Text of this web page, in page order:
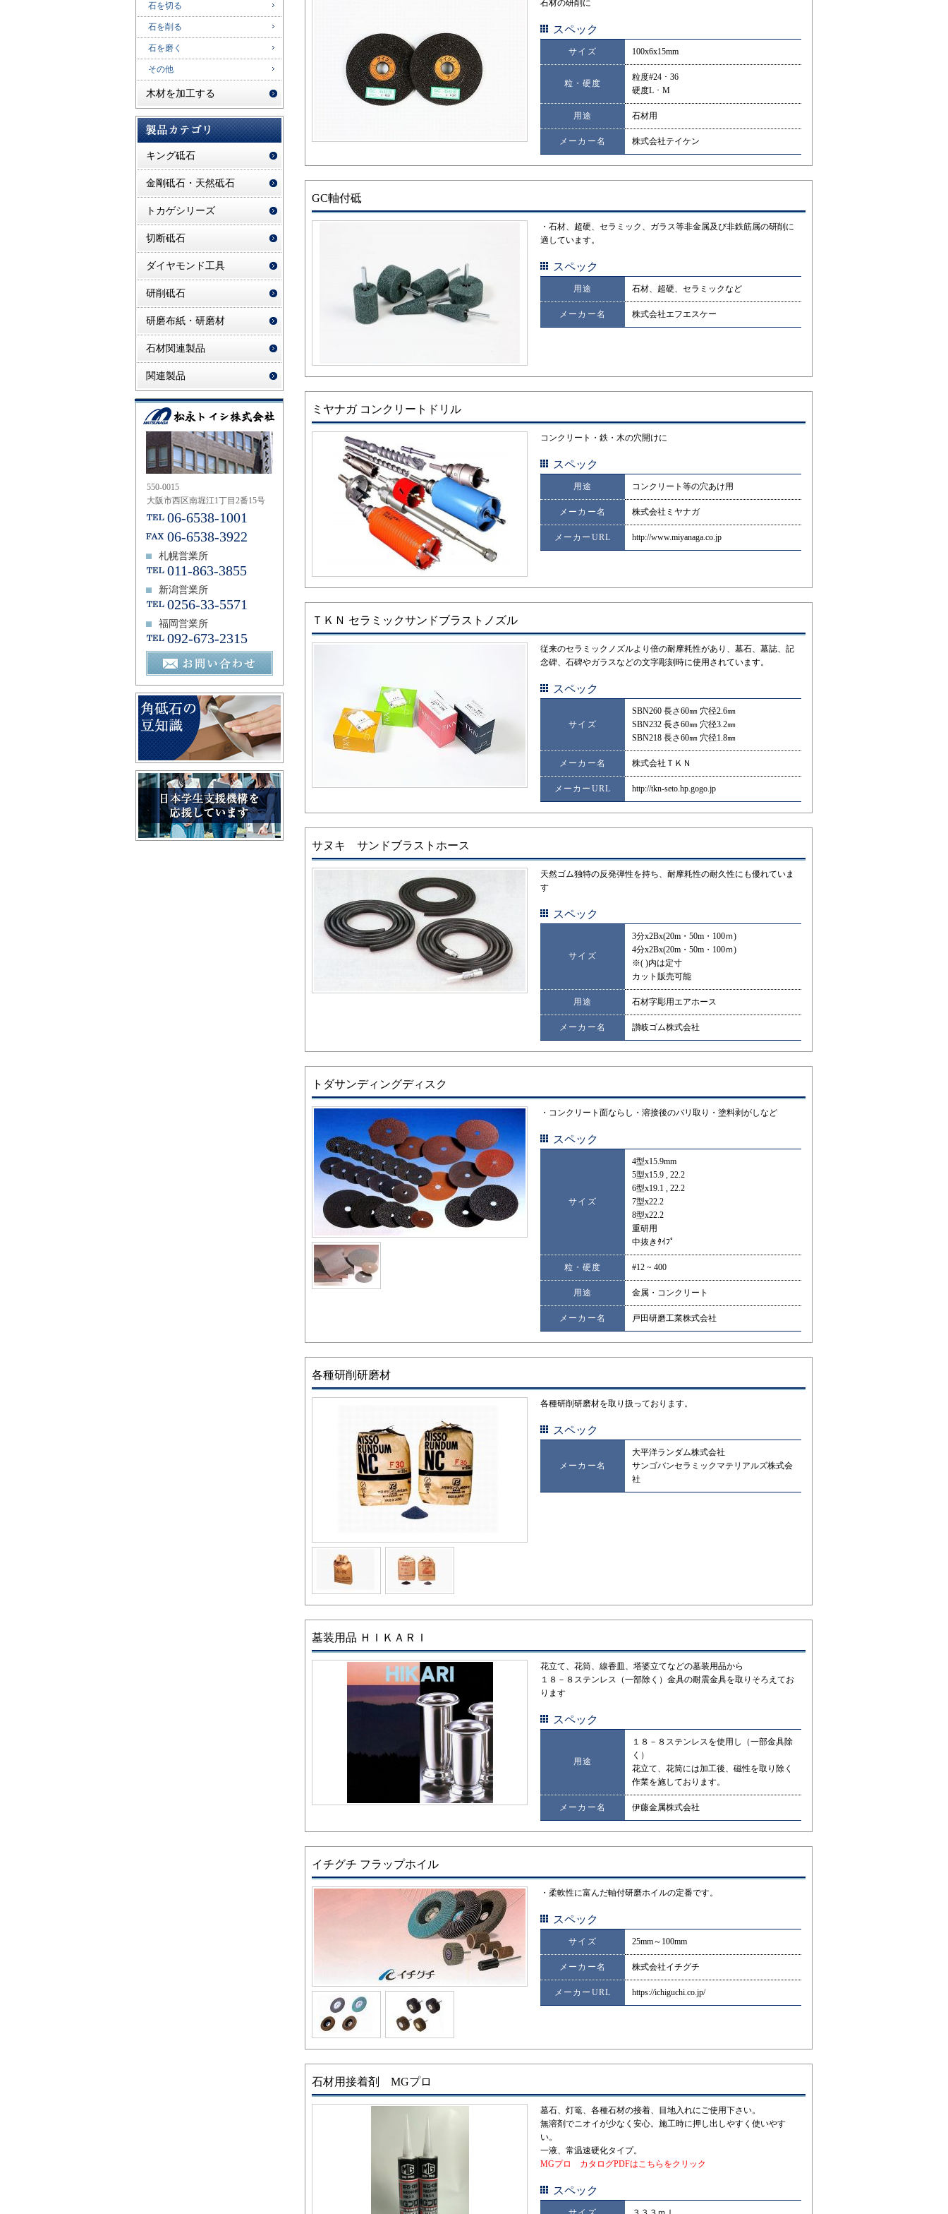
石材の研削に
スペック
サイズ 100x6x15mm
粒・硬度
粒度#24 ･ 36
硬度L ･ M
用途 石材用
メーカー名 株式会社テイケン
GC軸付砥
・石材、超硬、セラミック、ガラス等非金属及び非鉄筋属の研削に
適しています。
スペック
用途 石材、超硬、セラミックなど
メーカー名 株式会社エフエスケー
ミヤナガ コンクリートドリル
コンクリート・鉄・木の穴開けに
スペック
用途 コンクリート等の穴あけ用
メーカー名 株式会社ミヤナガ
メーカーURL http://www.miyanaga.co.jp
ＴＫＮ セラミックサンドブラストノズル
従来のセラミックノズルより倍の耐摩耗性があり、墓石、墓誌、記
念碑、石碑やガラスなどの文字彫刻時に使用されています。
スペック
サイズ
SBN260 長さ60㎜ 穴径2.6㎜
SBN232 長さ60㎜ 穴径3.2㎜
SBN218 長さ60㎜ 穴径1.8㎜
メーカー名 株式会社ＴＫＮ
メーカーURL http://tkn-seto.hp.gogo.jp
サヌキ サンドブラストホース
天然ゴム独特の反発弾性を持ち、耐摩耗性の耐久性にも優れていま
す
スペック
サイズ
3分x2Bx(20m・50m・100ｍ)
4分x2Bx(20m・50m・100ｍ)
※( )内は定寸
カット販売可能
用途 石材字彫用エアホース
メーカー名 讃岐ゴム株式会社
トダサンディングディスク
・コンクリート面ならし・溶接後のバリ取り・塗料剥がしなど
スペック
サイズ
4型x15.9mm
5型x15.9 , 22.2
6型x19.1 , 22.2
7型x22.2
8型x22.2
重研用
中抜きﾀｲﾌﾟ
粒・硬度 #12 ~ 400
用途 金属・コンクリート
メーカー名 戸田研磨工業株式会社
各種研削研磨材
各種研削研磨材を取り扱っております。
スペック
メーカー名
大平洋ランダム株式会社
サンゴバンセラミックマテリアルズ株式会
社
墓装用品 ＨＩＫＡＲＩ
花立て、花筒、線香皿、塔婆立てなどの墓装用品から
１８－８ステンレス（一部除く）金具の耐震金具を取りそろえてお
ります
スペック
用途
１８－８ステンレスを使用し（一部金具除
く）
花立て、花筒には加工後、磁性を取り除く
作業を施しております。
メーカー名 伊藤金属株式会社
イチグチ フラップホイル
・柔軟性に富んだ軸付研磨ホイルの定番です。
スペック
サイズ 25mm～100mm
メーカー名 株式会社イチグチ
メーカーURL https://ichiguchi.co.jp/
石材用接着剤 MGプロ
墓石、灯篭、各種石材の接着、目地入れにご使用下さい。
無溶剤でニオイが少なく安心。施工時に押し出しやすく使いやす
い。
一液、常温速硬化タイプ。
MGプロ カタログPDFはこちらをクリック
スペック
石を切る
石を削る
石を磨く
その他
木材を加工する
キング砥石
金剛砥石・天然砥石
トカゲシリーズ
切断砥石
ダイヤモンド工具
研削砥石
研磨布紙・研磨材
石材関連製品
関連製品
550-0015
大阪市西区南堀江1丁目2番15号
06-6538-1001
06-6538-3922
札幌営業所
011-863-3855
新潟営業所
0256-33-5571
福岡営業所
092-673-2315